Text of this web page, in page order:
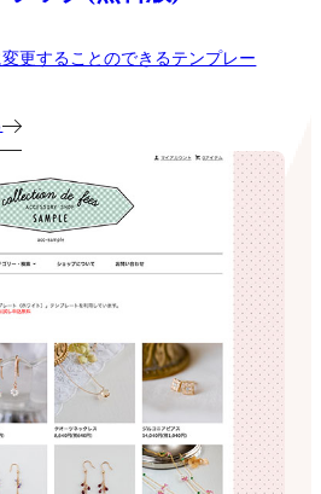
更することのできるテンプレー